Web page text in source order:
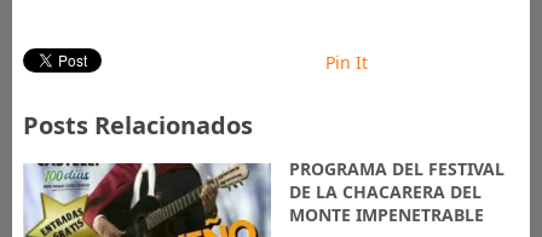
Pin It
Posts Relacionados
PROGRAMA DEL FESTIVAL
DE LA CHACARERA DEL
MONTE IMPENETRABLE